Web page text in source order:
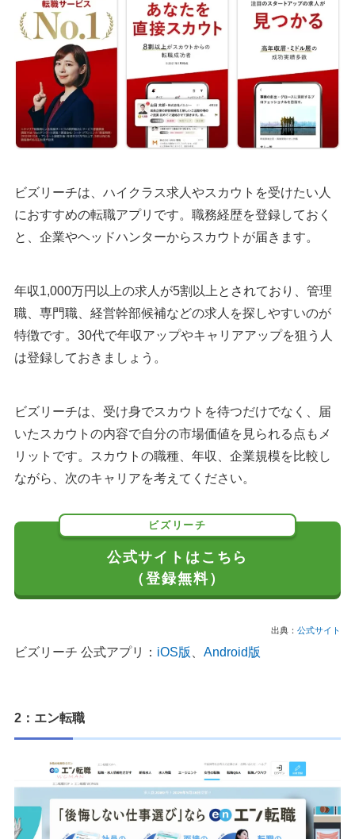
ビズリーチは、ハイクラス求人やスカウトを受けたい人
におすすめの転職アプリです。職務経歴を登録しておく
と、企業やヘッドハンターからスカウトが届きます。
年収1,000万円以上の求人が5割以上とされており、管理
職、専門職、経営幹部候補などの求人を探しやすいのが
特徴です。30代で年収アップやキャリアアップを狙う人
は登録しておきましょう。
ビズリーチは、受け身でスカウトを待つだけでなく、届
いたスカウトの内容で自分の市場価値を見られる点もメ
リットです。スカウトの職種、年収、企業規模を比較し
ながら、次のキャリアを考えてください。
ビズリーチ
公式サイトはこちら
（登録無料）
出典： 公式サイト
ビズリーチ 公式アプリ： iOS版 Android版
2：エン転職